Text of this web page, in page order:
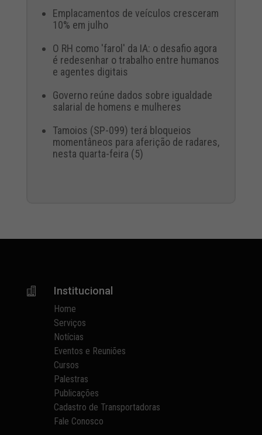
Emplacamentos de veículos cresceram
10% em julho
O RH como 'farol' da IA: o desafio agora
é redesenhar o trabalho entre humanos
e agentes digitais
Governo reúne dados sobre igualdade
salarial de homens e mulheres
Tamoios (SP-099) terá bloqueios
momentâneos para aferição de radares,
nesta quarta-feira (5)
 Institucional
Home
Serviços
Notícias
Eventos e Reuniões
Cursos
Palestras
Publicações
Cadastro de Transportadoras
Fale Conosco